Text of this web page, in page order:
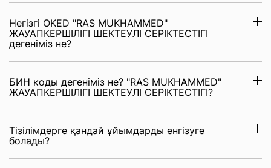
Негізгі OKED "RAS MUKHAMMED"
ЖАУАПКЕРШІЛІГІ ШЕКТЕУЛІ СЕРІКТЕСТІГІ
дегеніміз не?
БИН коды дегеніміз не? "RAS MUKHAMMED"
ЖАУАПКЕРШІЛІГІ ШЕКТЕУЛІ СЕРІКТЕСТІГІ?
Тізілімдерге қандай ұйымдарды енгізуге
болады?